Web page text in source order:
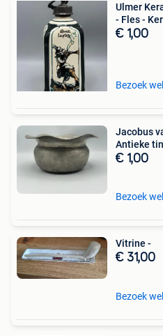
Ulmer
- Fles -
€ 1,00
Bezoek
Jacobus
Antieke
€ 1,00
Bezoek
Vitrine -
€ 31,00
Bezoek